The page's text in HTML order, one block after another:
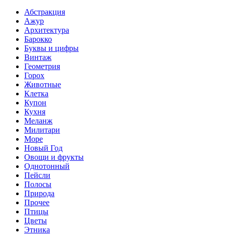
Абстракция
Ажур
Архитектура
Барокко
Буквы и цифры
Винтаж
Геометрия
Горох
Животные
Клетка
Купон
Кухня
Меланж
Милитари
Море
Новый Год
Овощи и фрукты
Однотонный
Пейсли
Полосы
Природа
Прочее
Птицы
Цветы
Этника